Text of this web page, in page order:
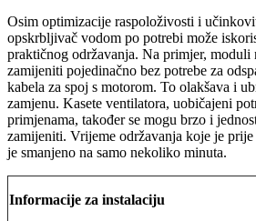
Osim optimizacije raspoloživosti i
opskrbljivač vodom po potrebi može
praktičnog održavanja. Na primjer, moduli
zamijeniti pojedinačno bez potrebe za
kabela za spoj s motorom. To olakšava i
zamjenu. Kasete ventilatora, uobičajeni
primjenama, također se mogu brzo i
zamijeniti. Vrijeme održavanja koje je
je smanjeno na samo nekoliko minuta.
Informacije za instalaciju